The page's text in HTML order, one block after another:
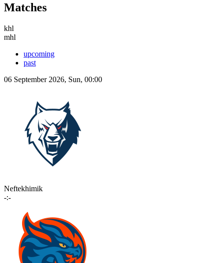
Matches
khl
mhl
upcoming
past
06 September 2026, Sun, 00:00
Neftekhimik
-:-